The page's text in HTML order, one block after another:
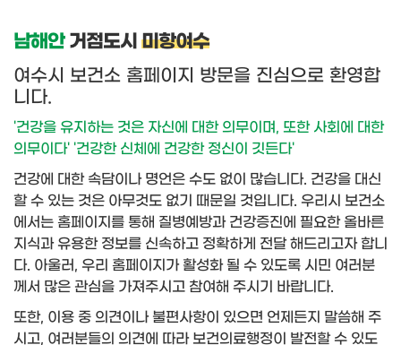
남해안거점도시 미항여수
여수시 보건소 홈페이지 방문을 진심으로 환영합
니다.
'건강을 유지하는 것은 자신에 대한 의무이며, 또한 사회에 대한
의무이다' '건강한 신체에 건강한 정신이 깃든다'
건강에 대한 속담이나 명언은 수도 없이 많습니다. 건강을 대신
할 수 있는 것은 아무것도 없기 때문일 것입니다. 우리시 보건소
에서는 홈페이지를 통해 질병예방과 건강증진에 필요한 올바른
지식과 유용한 정보를 신속하고 정확하게 전달 해드리고자 합니
다. 아울러, 우리 홈페이지가 활성화 될 수 있도록 시민 여러분
께서 많은 관심을 가져주시고 참여해 주시기 바랍니다.
또한, 이용 중 의견이나 불편사항이 있으면 언제든지 말씀해 주
시고, 여러분들의 의견에 따라 보건의료행정이 발전할 수 있도